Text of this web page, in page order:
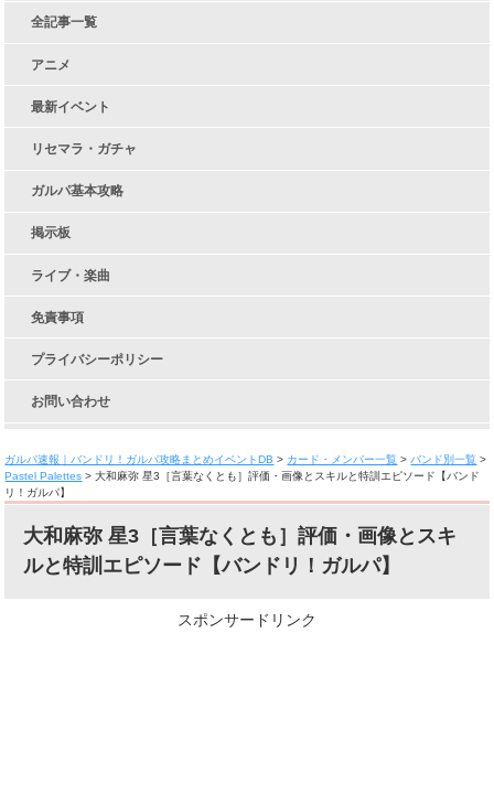
全記事一覧
アニメ
最新イベント
リセマラ・ガチャ
ガルパ基本攻略
掲示板
ライブ・楽曲
免責事項
プライバシーポリシー
お問い合わせ
ガルパ速報｜バンドリ！ガルパ攻略まとめイベントDB > カード・メンバー一覧 > バンド別一覧 >
Pastel Palettes >大和麻弥 星3［言葉なくとも］評価・画像とスキルと特訓エピソード【バンド
リ！ガルパ】
大和麻弥 星3［言葉なくとも］評価・画像とスキ
ルと特訓エピソード【バンドリ！ガルパ】
スポンサードリンク